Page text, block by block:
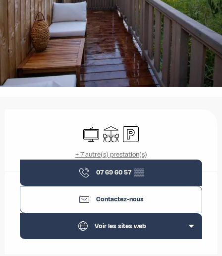
TélévisionTerrasseParking
+ 7 autre(s) prestation(s)
07 69 60 57 ▒▒
Contactez-nous
Voir les sites web